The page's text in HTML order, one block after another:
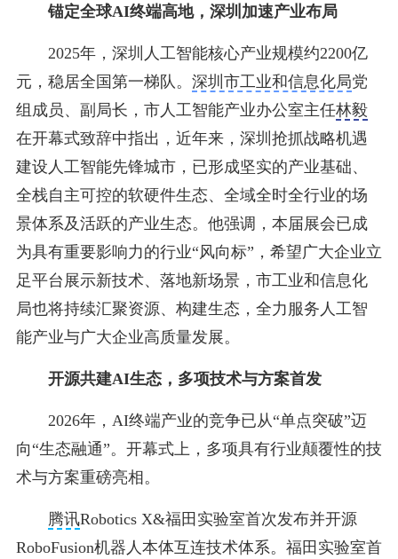
锚定全球AI终端高地，深圳加速产业布局
2025年，深圳人工智能核心产业规模约2200亿
元，稳居全国第一梯队。 深圳市工业和信息化局党
组成员、副局长，市人工智能产业办公室主任林毅
在开幕式致辞中指出，近年来，深圳抢抓战略机遇
建设人工智能先锋城市，已形成坚实的产业基础、
全栈自主可控的软硬件生态、全域全时全行业的场
景体系及活跃的产业生态。他强调，本届展会已成
为具有重要影响力的行业“风向标”，希望广大企业立
足平台展示新技术、落地新场景，市工业和信息化
局也将持续汇聚资源、构建生态，全力服务人工智
能产业与广大企业高质量发展。
开源共建AI生态，多项技术与方案首发
2026年，AI终端产业的竞争已从“单点突破”迈
向“生态融通”。开幕式上，多项具有行业颠覆性的技
术与方案重磅亮相。
腾讯Robotics X&福田实验室首次发布并开源
RoboFusion机器人本体互连技术体系。福田实验室首